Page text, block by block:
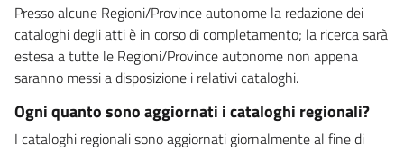
Presso alcune Regioni/Province autonome la redazione dei
cataloghi degli atti è in corso di completamento; la ricerca sarà
estesa a tutte le Regioni/Province autonome non appena
saranno messi a disposizione i relativi cataloghi.
Ogni quanto sono aggiornati i cataloghi regionali?
I cataloghi regionali sono aggiornati giornalmente al fine di